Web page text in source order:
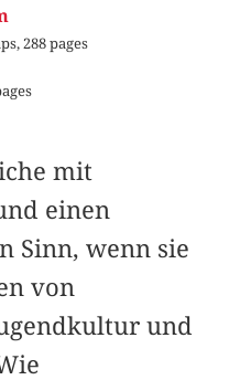
288 pages
mit
einen
Sinn, wenn sie
von
und